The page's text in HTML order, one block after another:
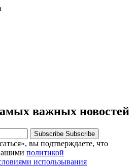
важных новостей
Subscribe Subscribe
вы подтверждаете, что
политикой
использывания